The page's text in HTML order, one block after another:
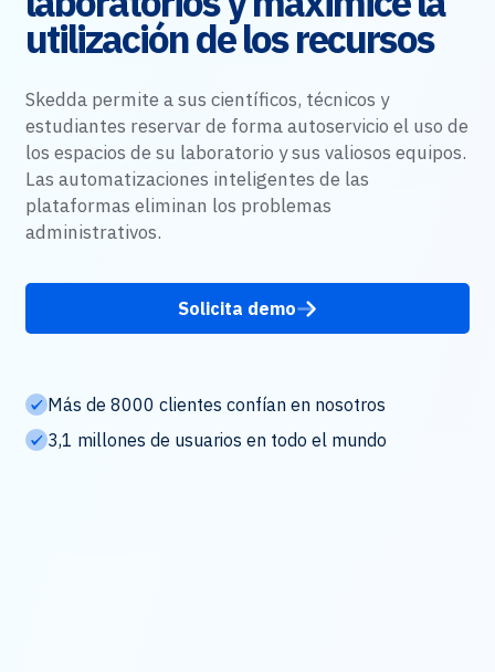
utilización de los recursos
Skedda permite a sus científicos, técnicos y
estudiantes reservar de forma autoservicio el uso de
los espacios de su laboratorio y sus valiosos equipos.
Las automatizaciones inteligentes de las
plataformas eliminan los problemas
administrativos.
Solicita demo
Más de 8000 clientes confían en nosotros
3,1 millones de usuarios en todo el mundo